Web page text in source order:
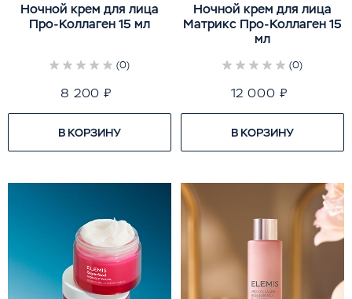
(0)
Ночной крем для лица
Про-Коллаген 15 мл
8 200 ₽
В КОРЗИНУ
(0)
Ночной крем для лица
Матрикс Про-Коллаген 15
мл
12 000 ₽
В КОРЗИНУ